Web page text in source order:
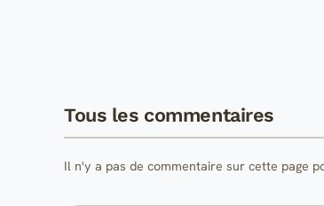
Tous les commentaires
Il n'y a pas de commentaire sur cette page